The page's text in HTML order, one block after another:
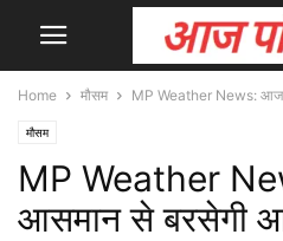
Home मौसम MP Weather News: आज
मौसम
MP Weather
आसमान से बरसेगी